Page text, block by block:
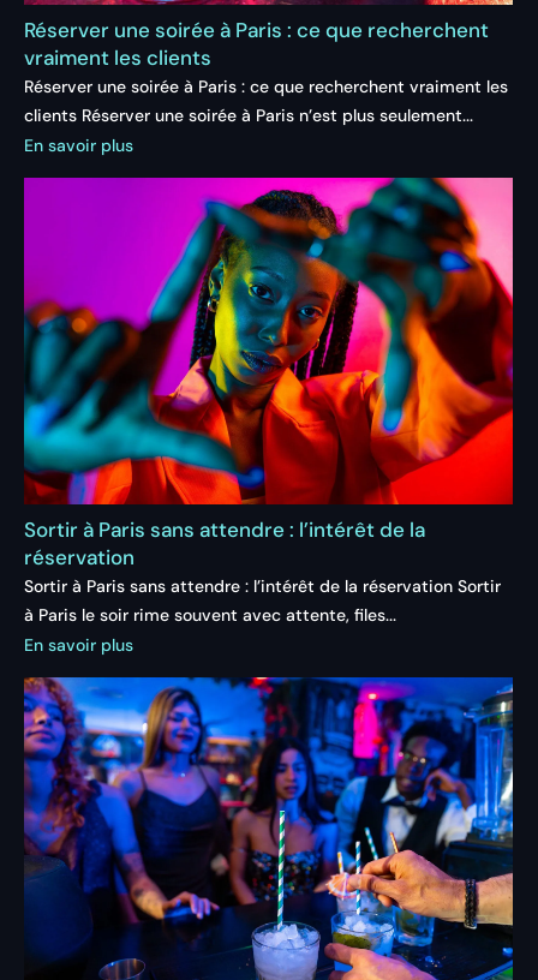
Réserver une soirée à Paris : ce que recherchent
vraiment les clients
Réserver une soirée à Paris : ce que recherchent vraiment les
clients Réserver une soirée à Paris n’est plus seulement...
En savoir plus
Sortir à Paris sans attendre : l’intérêt de la
réservation
Sortir à Paris sans attendre : l’intérêt de la réservation Sortir
à Paris le soir rime souvent avec attente, files...
En savoir plus